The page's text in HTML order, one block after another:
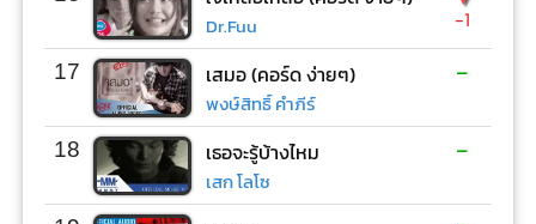
Dr.Fuu -1
17 เสมอ (คอร์ด ง่ายๆ)
พงษ์สิทธิ์ คำภีร์
-
18 เธอจะรู้บ้างไหม
เสก โลโซ
-